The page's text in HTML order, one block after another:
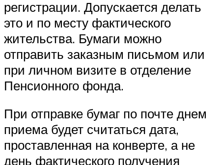
регистрации. Допускается делать
это и по месту фактического
жительства. Бумаги можно
отправить заказным письмом или
при личном визите в отделение
Пенсионного фонда.
При отправке бумаг по почте днем
приема будет считаться дата,
проставленная на конверте, а не
день фактического получения